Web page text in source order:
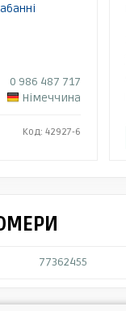
0 986 487 717
Німеччина
Код: 42927-6
77362455